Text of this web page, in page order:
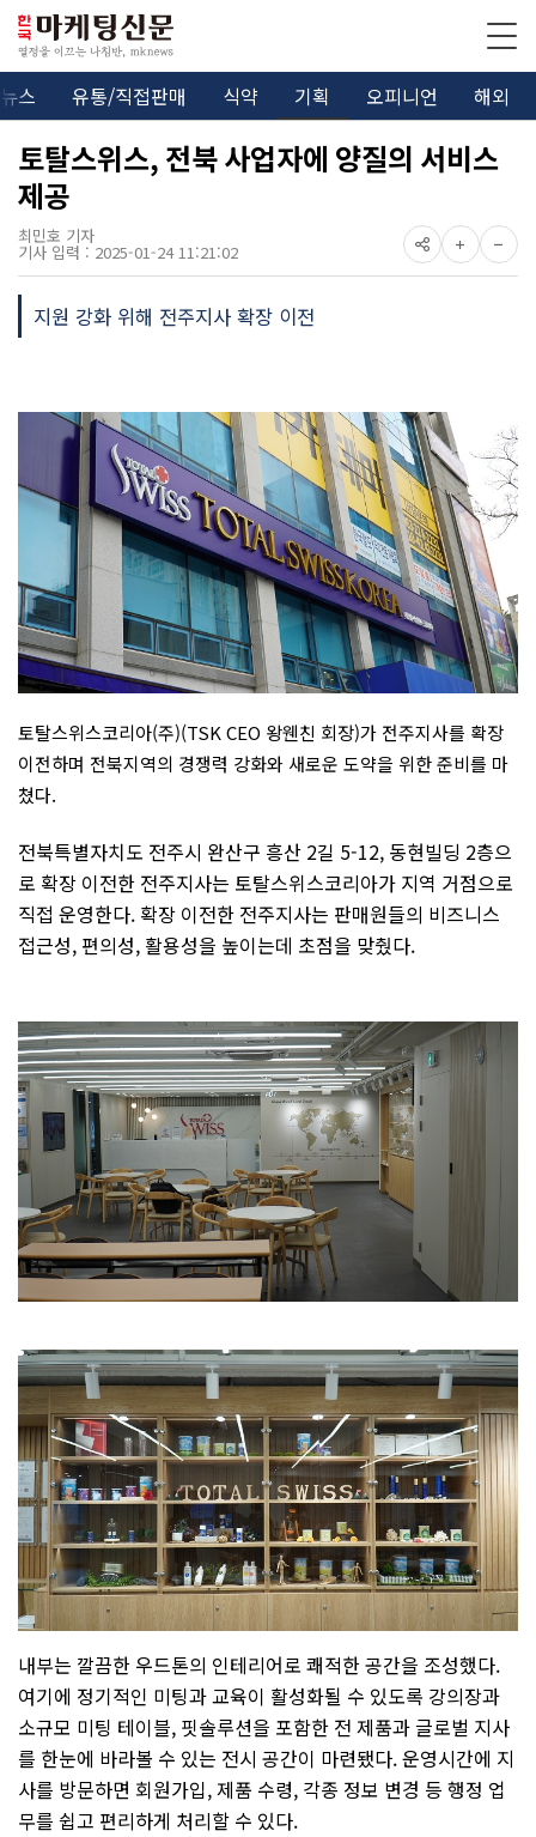
뉴스 유통/직접판매 식약 기획 오피니언 해외
토탈스위스, 전북 사업자에 양질의 서비스
제공
최민호 기자
기사 입력 : 2025-01-24 11:21:02
지원 강화 위해 전주지사 확장 이전
토탈스위스코리아(주)(TSK CEO 왕웬친 회장)가 전주지사를 확장
이전하며 전북지역의 경쟁력 강화와 새로운 도약을 위한 준비를 마
쳤다.
전북특별자치도 전주시 완산구 흥산 2길 5-12, 동현빌딩 2층으
로 확장 이전한 전주지사는 토탈스위스코리아가 지역 거점으로
직접 운영한다. 확장 이전한 전주지사는 판매원들의 비즈니스
접근성, 편의성, 활용성을 높이는데 초점을 맞췄다.
내부는 깔끔한 우드톤의 인테리어로 쾌적한 공간을 조성했다.
여기에 정기적인 미팅과 교육이 활성화될 수 있도록 강의장과
소규모 미팅 테이블, 핏솔루션을 포함한 전 제품과 글로벌 지사
를 한눈에 바라볼 수 있는 전시 공간이 마련됐다. 운영시간에 지
사를 방문하면 회원가입, 제품 수령, 각종 정보 변경 등 행정 업
무를 쉽고 편리하게 처리할 수 있다.